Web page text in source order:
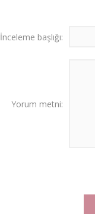
İnceleme başlığı:
Yorum metni: